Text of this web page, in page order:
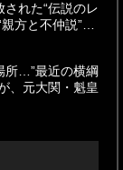
れた“伝説のレ
方と不仲説”…
所…”最近の横綱
、元大関・魁皇